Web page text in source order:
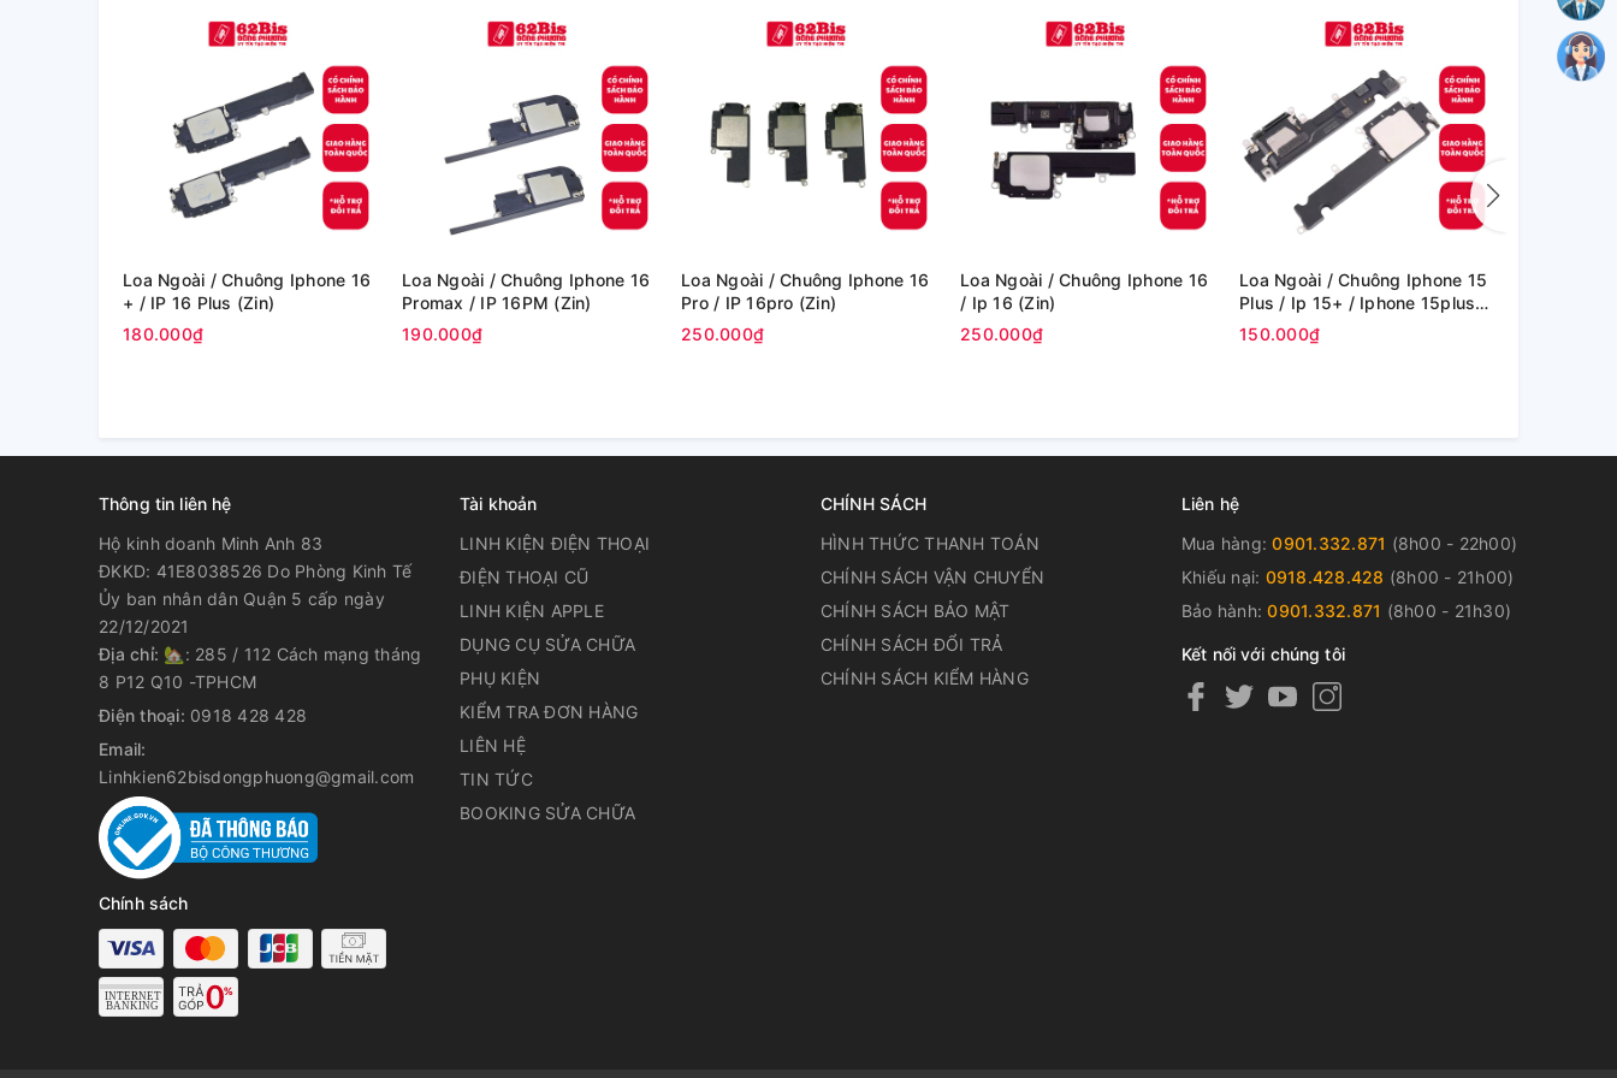
Loa Ngoài / Chuông Iphone 16
+ / IP 16 Plus (Zin)
180.000₫
Loa Ngoài / Chuông Iphone 16
Promax / IP 16PM (Zin)
190.000₫
Loa Ngoài / Chuông Iphone 16
Pro / IP 16pro (Zin)
250.000₫
Loa Ngoài / Chuông Iphone 16
/ Ip 16 (Zin)
250.000₫
Loa Ngoài / Chuông Iphone 15
Plus / Ip 15+ / Iphone 15plus
(Zin)
150.000₫
Thông tin liên hệ
Hộ kinh doanh Minh Anh 83
ĐKKD: 41E8038526 Do Phòng Kinh Tế
Ủy ban nhân dân Quận 5 cấp ngày
22/12/2021
Địa chỉ: 🏡: 285 / 112 Cách mạng tháng
8 P12 Q10 -TPHCM
Điện thoại: 0918 428 428
Email:
Linhkien62bisdongphuong@gmail.com
Chính sách
Tài khoản
LINH KIỆN ĐIỆN THOẠI
ĐIỆN THOẠI CŨ
LINH KIỆN APPLE
DỤNG CỤ SỬA CHỮA
PHỤ KIỆN
KIỂM TRA ĐƠN HÀNG
LIÊN HỆ
TIN TỨC
BOOKING SỬA CHỮA
CHÍNH SÁCH
HÌNH THỨC THANH TOÁN
CHÍNH SÁCH VẬN CHUYỂN
CHÍNH SÁCH BẢO MẬT
CHÍNH SÁCH ĐỔI TRẢ
CHÍNH SÁCH KIỂM HÀNG
Liên hệ
Mua hàng:0901.332.871 (8h00 - 22h00)
Khiếu nại: 0918.428.428 (8h00 - 21h00)
Bảo hành:0901.332.871 (8h00 - 21h30)
Kết nối với chúng tôi